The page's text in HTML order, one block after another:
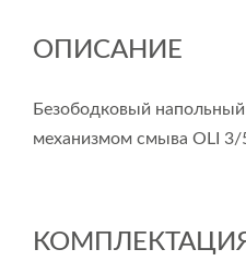
ОПИСАНИЕ
Безободковый
механизмом смыва OLI 3/